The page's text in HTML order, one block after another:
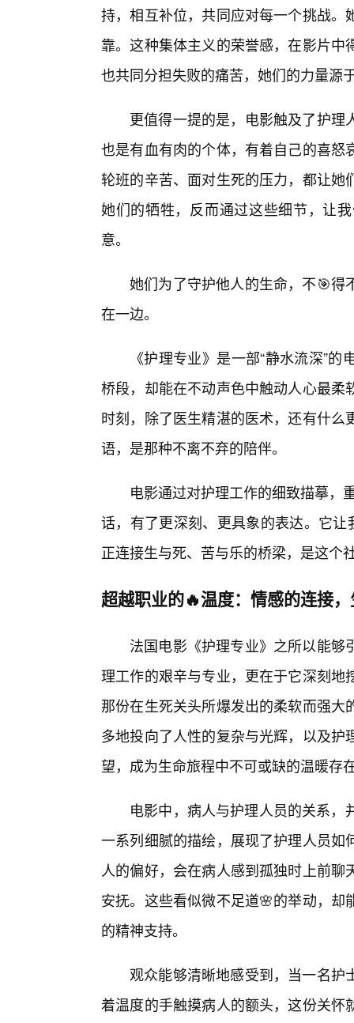
持，相互补位，共同应对每一个挑战
靠。这种集体主义的荣誉感，在影片
也共同分担失败的痛苦，她们的力量源
更值得一提的是，电影触及了护
也是有血有肉的个体，有着自己的喜
轮班的辛苦、面对生死的压力，都让
她们的牺牲，反而通过这些细节，让
意。
她们为了守护他人的生命，不🎯得
在一边。
《护理专业》是一部“静水流深”
桥段，却能在不动声色中触动人心最
时刻，除了医生精湛的医术，还有什
语，是那种不离不弃的陪伴。
电影通过对护理工作的细致描摹，
话，有了更深刻、更具象的表达。它
正连接生与死、苦与乐的桥梁，是这个
超越职业的🔥温度：情感的连接
法国电影《护理专业》之所以能
理工作的艰辛与专业，更在于它深刻
那份在生死关头所爆发出的柔软而强
多地投向了人性的复杂与光辉，以及
望，成为生命旅程中不可或缺的温暖存
电影中，病人与护理人员的关系
一系列细腻的描绘，展现了护理人员
人的偏好，会在病人感到孤独时上前
安抚。这些看似微不足道🌸的举动，
的精神支持。
观众能够清晰地感受到，当一名护
着温度的手触摸病人的额头，这份关